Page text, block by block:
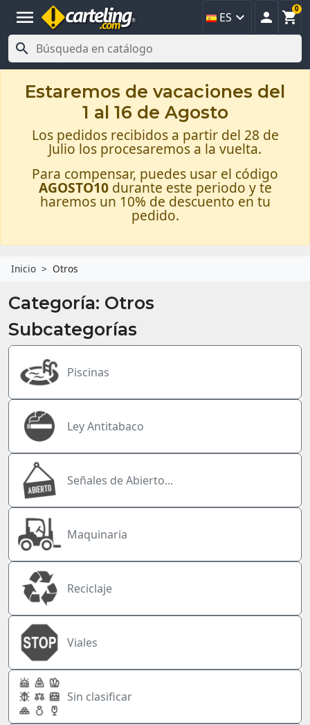
menu ES   
0

Estaremos de vacaciones del
1 al 16 de Agosto
Los pedidos recibidos a partir del 28 de
Julio los procesaremos a la vuelta.
Para compensar, puedes usar el código
AGOSTO10 durante este periodo y te
haremos un 10% de descuento en tu
pedido.
Inicio Otros
Categoría: Otros
Subcategorías
Piscinas
Ley Antitabaco
Señales de Abierto...
Maquinaria
Reciclaje
Viales
Sin clasificar